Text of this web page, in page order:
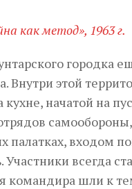
как метод», 1963 г.
городка
Внутри этой
начатой на
входом
всегда
командира шли к